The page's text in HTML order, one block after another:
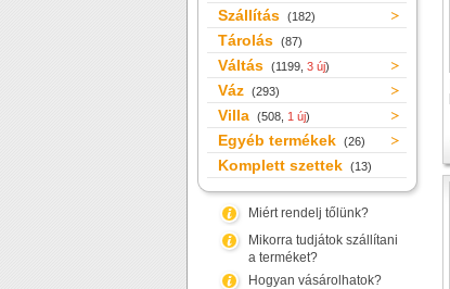
Szállítás (182)
Tárolás (87)
Váltás (1199, 3 új)
Váz (293)
Villa (508, 1 új)
Egyéb termékek (26)
Komplett szettek (13)
Miért rendelj tőlünk?
Mikorra tudjátok szállítani
a terméket?
Hogyan vásárolhatok?